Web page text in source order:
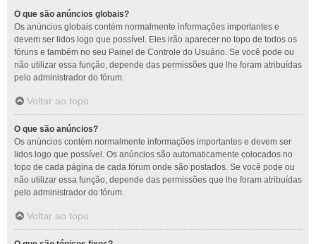
O que são anúncios globais?
Os anúncios globais contém normalmente informações importantes e
devem ser lidos logo que possível. Eles irão aparecer no topo de todos os
fóruns e também no seu Painel de Controle do Usuário. Se você pode ou
não utilizar essa função, depende das permissões que lhe foram atribuídas
pelo administrador do fórum.
Voltar ao topo
O que são anúncios?
Os anúncios contém normalmente informações importantes e devem ser
lidos logo que possível. Os anúncios são automaticamente colocados no
topo de cada página de cada fórum onde são postados. Se você pode ou
não utilizar essa função, depende das permissões que lhe foram atribuídas
pelo administrador do fórum.
Voltar ao topo